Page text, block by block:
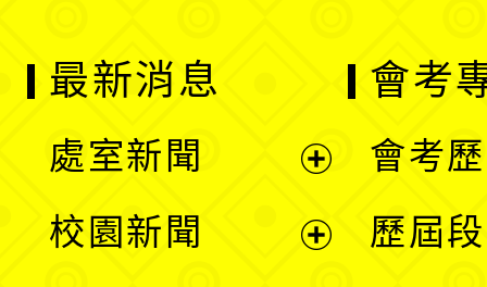
最新消息
處室新聞
校園新聞
會考
會考
歷屆